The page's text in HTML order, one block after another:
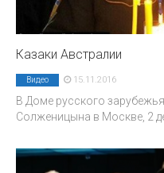
Казаки Австралии
Видео 15.11.2016
В Доме русского
Солженицына в Москве, 2